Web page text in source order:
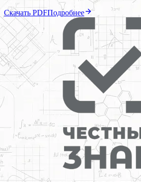
Скачать PDFПодробнее